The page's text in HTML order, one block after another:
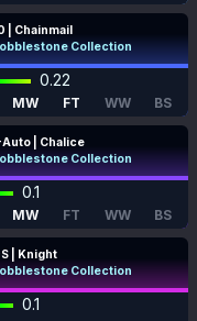
| Chainmail
Collection
0.22
MW FT WW BS
| Chalice
Collection
0.1
MW FT WW BS
| Knight
Collection
0.1